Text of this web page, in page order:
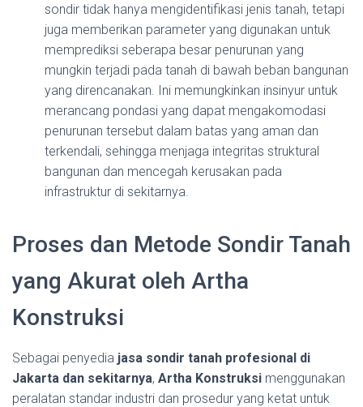
sondir tidak hanya mengidentifikasi jenis tanah, tetapi
juga memberikan parameter yang digunakan untuk
memprediksi seberapa besar penurunan yang
mungkin terjadi pada tanah di bawah beban bangunan
yang direncanakan. Ini memungkinkan insinyur untuk
merancang pondasi yang dapat mengakomodasi
penurunan tersebut dalam batas yang aman dan
terkendali, sehingga menjaga integritas struktural
bangunan dan mencegah kerusakan pada
infrastruktur di sekitarnya.
Proses dan Metode Sondir Tanah
yang Akurat oleh Artha
Konstruksi
Sebagai penyedia jasa sondir tanah profesional di
Jakarta dan sekitarnya, Artha Konstruksi menggunakan
peralatan standar industri dan prosedur yang ketat untuk